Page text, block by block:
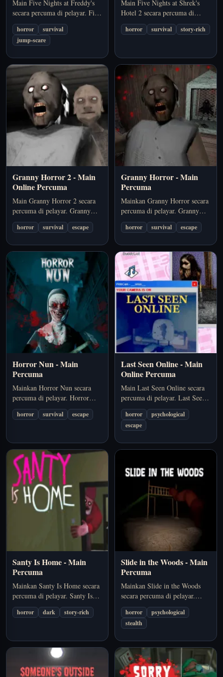
Main Five Nights at Freddy's
secara percuma di pelayar. Five
Nights at Freddy's ialah game
survival horror pelayar di mana
pemantauan kamera, timing,
penting daripada bertarung.
horror
survival
jump-scare
Main Five Nights at Shrek's
Hotel 2 secara percuma di
pelayar. Five Nights at Shrek's
Hotel 2 ialah game seram
tinggi, timing yang ketat, dan
ancaman yang perlu dipantau
sentiasa.
horror survival story-rich
Granny Horror 2 - Main
Online Percuma
Main Granny Horror 2 secara
percuma di pelayar. Granny
Horror 2 dibina berasaskan
usaha melarikan diri dari ruang
kekal selangkah di hadapan
rondaan Granny.
horror survival escape
Granny Horror - Main
Percuma
Mainkan Granny Horror secara
percuma di pelayar. Granny
Horror berpusat pada usaha
melarikan diri dari ruang
sentiasa selangkah di hadapan
rondaan Granny. Pilihan yang
sesuai jika anda mahukan…
horror survival escape
Horror Nun - Main
Percuma
Mainkan Horror Nun secara
percuma di pelayar. Horror
Nun menggunakan sudut
pandang first-person untuk
yang biasanya datang sebelum
anda sempat berehat. Pilihan
yang sesuai jika anda
mahukan…
horror survival escape
Last Seen Online - Main
Online Percuma
Main Last Seen Online secara
percuma di pelayar. Last Seen
Online menekankan suasana,
rasa tidak pasti, dan tekanan
psikologi berbanding aksi
yang suka seram berasaskan
horror
psychological
escape
Santy Is Home - Main
Percuma
Mainkan Santy Is Home secara
percuma di pelayar. Santy Is
Home ialah game seram
pelayar yang mengekalkan
hidup yang jelas. Pilihan yang
sesuai jika anda mahukan…
horror dark story-rich
Slide in the Woods - Main
Percuma
Mainkan Slide in the Woods
secara percuma di pelayar.
Slide in the Woods berfokus
pada suasana, ketidakpastian,
dan rasa ngeri, bukannya aksi
jika anda mahukan seram
psikologi…
horror
psychological
stealth